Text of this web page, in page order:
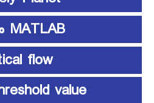
MATLAB متلب
flow
value